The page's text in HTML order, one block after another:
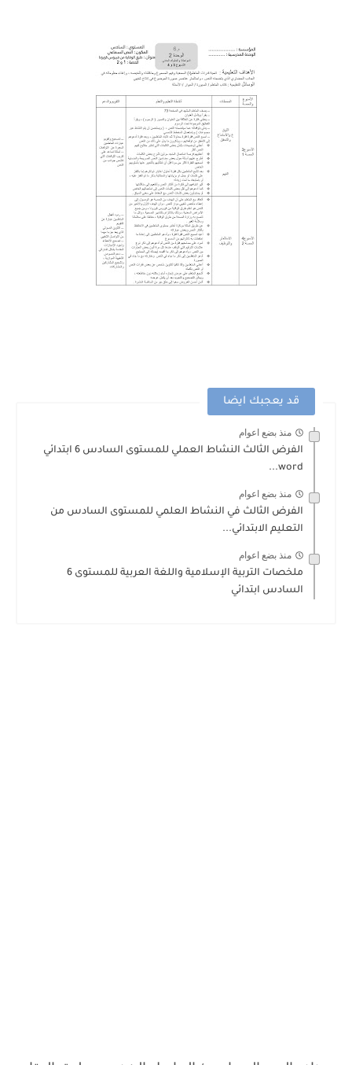
قد يعجبك ايضا
منذ بضع اعوام
الفرض الثالث النشاط العملي للمستوى السادس 6 ابتدائي
word...
منذ بضع اعوام
الفرض الثالث في النشاط العلمي للمستوى السادس من
التعليم الابتدائي...
منذ بضع اعوام
ملخصات التربية الإسلامية واللغة العربية للمستوى 6
السادس ابتدائي